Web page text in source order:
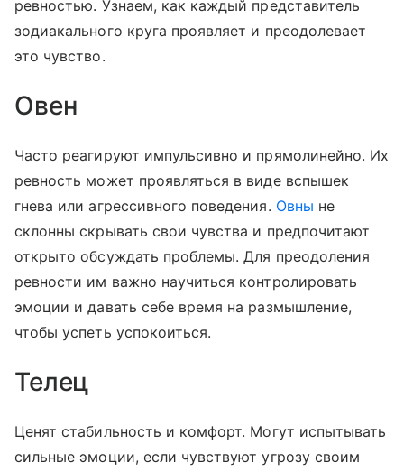
ревностью. Узнаем, как каждый представитель
зодиакального круга проявляет и преодолевает
это чувство.
Овен
Часто реагируют импульсивно и прямолинейно. Их
ревность может проявляться в виде вспышек
гнева или агрессивного поведения. Овны не
склонны скрывать свои чувства и предпочитают
открыто обсуждать проблемы. Для преодоления
ревности им важно научиться контролировать
эмоции и давать себе время на размышление,
чтобы успеть успокоиться.
Телец
Ценят стабильность и комфорт. Могут испытывать
сильные эмоции, если чувствуют угрозу своим